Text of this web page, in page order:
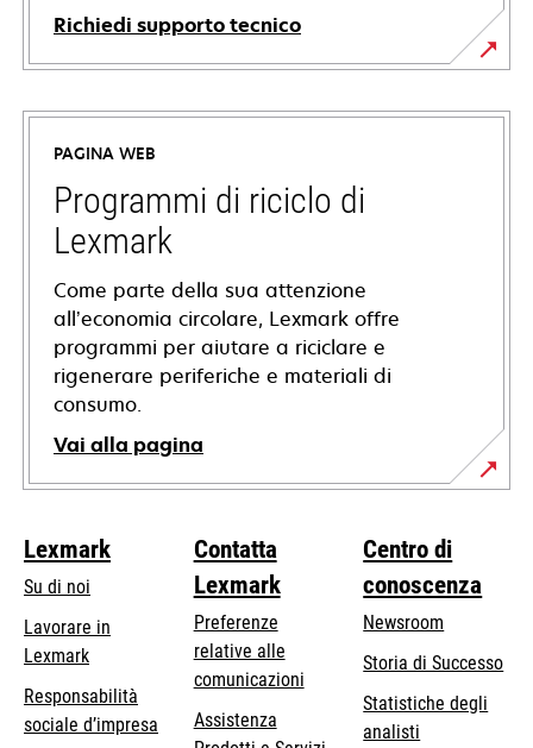
Richiedi supporto tecnico
si
apre
una
nuova
scheda
PAGINA WEB
Programmi di riciclo di
Lexmark
Come parte della sua attenzione
all’economia circolare, Lexmark offre
programmi per aiutare a riciclare e
rigenerare periferiche e materiali di
consumo.
Vai alla pagina
Lexmark
Su di noi
Lavorare in
Lexmark
Responsabilità
sociale d’impresa
Contatta
Lexmark
Preferenze
relative alle
comunicazioni
Assistenza
Centro di
conoscenza
Newsroom
Storia di Successo
Statistiche degli
analisti